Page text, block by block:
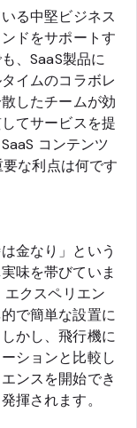
る中堅ビジネス
ドをサポートす
、SaaS製品に
イムのコラボレ
したチームが効
てサービスを提
コンテンツ
な利点は何です
金なり」という
味を帯びていま
エクスペリエン
で簡単な設置に
かし、飛行機に
ションと比較し
ンスを開始でき
揮されます。